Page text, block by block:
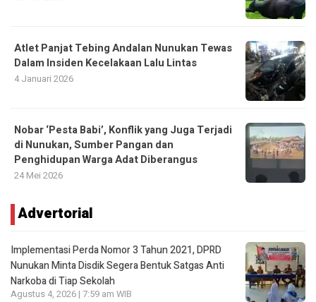
Atlet Panjat Tebing Andalan Nunukan Tewas
Dalam Insiden Kecelakaan Lalu Lintas
4 Januari 2026
Nobar ‘Pesta Babi’, Konflik yang Juga Terjadi
di Nunukan, Sumber Pangan dan
Penghidupan Warga Adat Diberangus
24 Mei 2026
Advertorial
Implementasi Perda Nomor 3 Tahun 2021, DPRD
Nunukan Minta Disdik Segera Bentuk Satgas Anti
Narkoba di Tiap Sekolah
Agustus 4, 2026 | 7:59 am WIB